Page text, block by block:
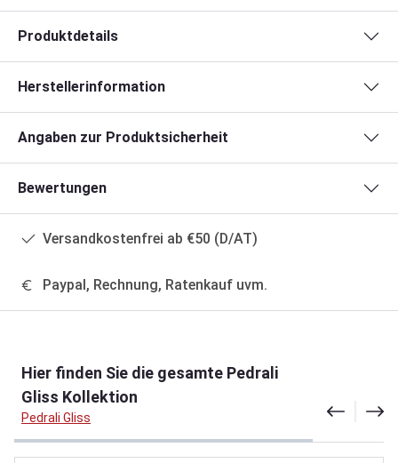
Produktdetails
Herstellerinformation
Angaben zur Produktsicherheit
Bewertungen
Versandkostenfrei ab €50 (D/AT)
Paypal, Rechnung, Ratenkauf uvm.
Hier finden Sie die gesamte Pedrali
Gliss Kollektion
Pedrali Gliss